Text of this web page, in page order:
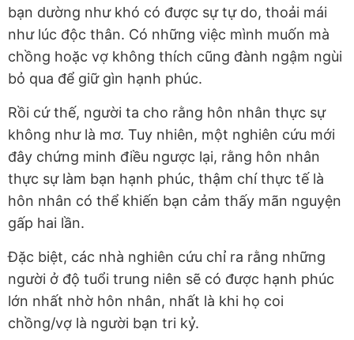
bạn dường như khó có được sự tự do, thoải mái
như lúc độc thân. Có những việc mình muốn mà
chồng hoặc vợ không thích cũng đành ngậm ngùi
bỏ qua để giữ gìn hạnh phúc.
Rồi cứ thế, người ta cho rằng hôn nhân thực sự
không như là mơ. Tuy nhiên, một nghiên cứu mới
đây chứng minh điều ngược lại, rằng hôn nhân
thực sự làm bạn hạnh phúc, thậm chí thực tế là
hôn nhân có thể khiến bạn cảm thấy mãn nguyện
gấp hai lần.
Đặc biệt, các nhà nghiên cứu chỉ ra rằng những
người ở độ tuổi trung niên sẽ có được hạnh phúc
lớn nhất nhờ hôn nhân, nhất là khi họ coi
chồng/vợ là người bạn tri kỷ.